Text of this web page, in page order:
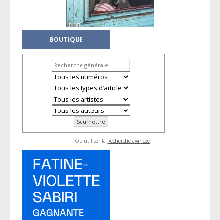
BOUTIQUE
Ou utiliser la Recherche avancée